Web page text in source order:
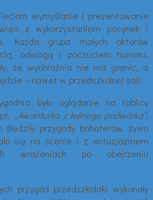
wymyślanie i prezentowanie
z wykorzystaniem pacynek i
Każda grupa małych aktorów
odwagą i poczuciem humoru.
że wyobraźnia nie ma granic, a
– nawet w przedszkolnej sali!
było oglądanie na tablicy
„Awanturka z leśnego podwórka”.
przygody bohaterów, żywo
się na scenie i z entuzjazmem
wrażeniach po obejrzeniu
przygód przedszkolaki wykonały